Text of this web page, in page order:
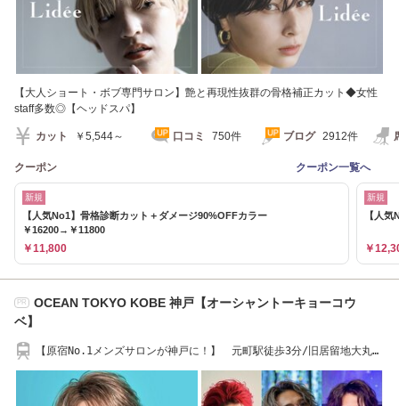
【大人ショート・ボブ専門サロン】艶と再現性抜群の骨格補正カット◆女性
staff多数◎【ヘッドスパ】
カット ￥5,544～ 口コミ 750件 ブログ 2912件
クーポン クーポン一覧へ
新規
【人気No1】骨格診断カット＋ダメージ90%OFFカラー
￥16200→￥11800
￥11,800
新規
【人
￥
PR
OCEAN TOKYO KOBE 神戸【オーシャントーキョーコウ
ベ】
【原宿No.1メンズサロンが神戸に！】 元町駅徒歩3分/旧居留地大丸前